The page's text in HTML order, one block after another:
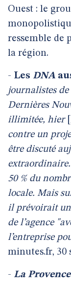
Ouest : le
ressemble de
la région.
- Les DNA
journalistes
Dernières
illimitée, hier
contre un
être discuté
50 % du
locale. Mais
il prévoirait
de l’agence
l’entreprise
minutes.fr, 30
- La Provence